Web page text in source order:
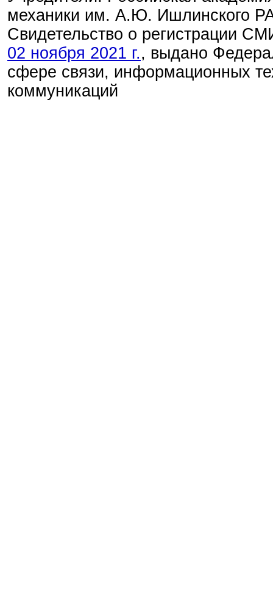
механики им. А.Ю. Ишлинского
Свидетельство о регистрации
02 ноября 2021 г., выдано
сфере связи, информационных
коммуникаций